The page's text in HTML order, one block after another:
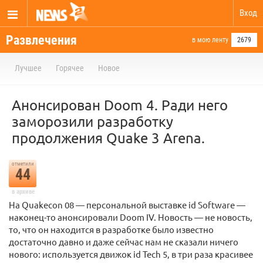
Вход
Развлечения в мою ленту 2679
Лучшее Горячее Новое
Анонсирован Doom 4. Ради него
заморозили разработку
продолжения Quake 3 Arena.
отметили
44
в архиве
На Quakecon 08 — персональной выставке id Software —
наконец-то анонсировали Doom IV. Новость — не новость,
то, что он находится в разработке было известно
достаточно давно и даже сейчас нам не сказали ничего
нового: используется движок id Tech 5, в три раза красивее